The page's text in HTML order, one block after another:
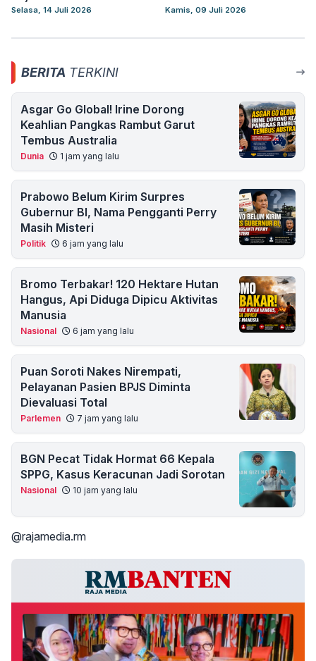
Selasa, 14 Juli 2026 Kamis, 09 Juli 2026
BERITA TERKINI
Asgar Go Global! Irine Dorong
Keahlian Pangkas Rambut Garut
Tembus Australia
Dunia 1 jam yang lalu
Prabowo Belum Kirim Surpres
Gubernur BI, Nama Pengganti Perry
Masih Misteri
Politik 6 jam yang lalu
Bromo Terbakar! 120 Hektare Hutan
Hangus, Api Diduga Dipicu Aktivitas
Manusia
Nasional 6 jam yang lalu
Puan Soroti Nakes Nirempati,
Pelayanan Pasien BPJS Diminta
Dievaluasi Total
Parlemen 7 jam yang lalu
BGN Pecat Tidak Hormat 66 Kepala
SPPG, Kasus Keracunan Jadi Sorotan
Nasional 10 jam yang lalu
@rajamedia.rm